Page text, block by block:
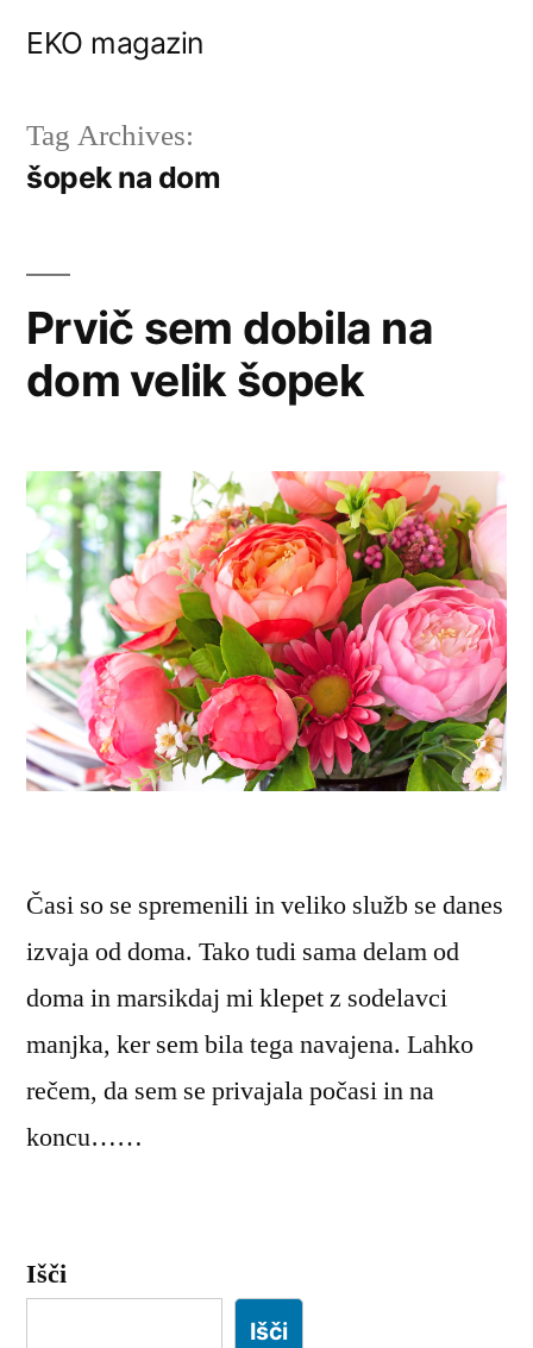
EKO magazin
Tag Archives:
šopek na dom
Prvič sem dobila na
dom velik šopek
Časi so se spremenili in veliko služb se danes
izvaja od doma. Tako tudi sama delam od
doma in marsikdaj mi klepet z sodelavci
manjka, ker sem bila tega navajena. Lahko
rečem, da sem se privajala počasi in na
koncu……
Išči
Išči